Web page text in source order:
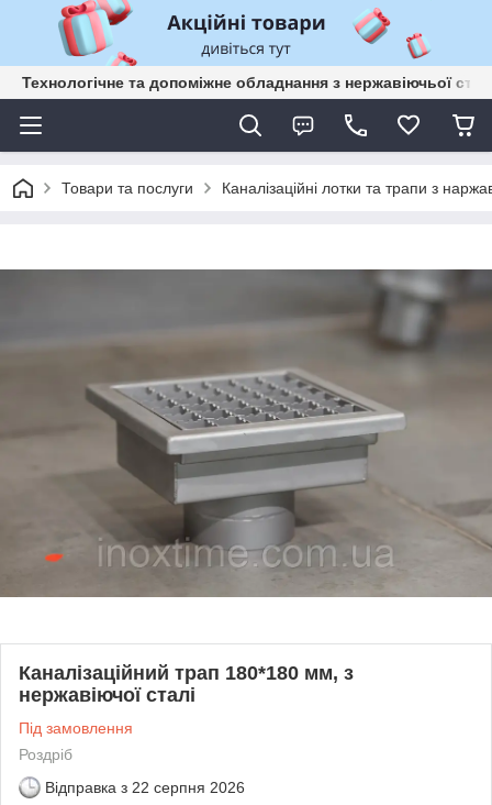
Технологічне та допоміжне обладнання з нержавіючьої
Товари та послуги Каналізаційні лотки та трапи з
Каналізаційний трап 180*180 мм, з
нержавіючої сталі
Під замовлення
Роздріб
Відправка з 22 серпня 2026